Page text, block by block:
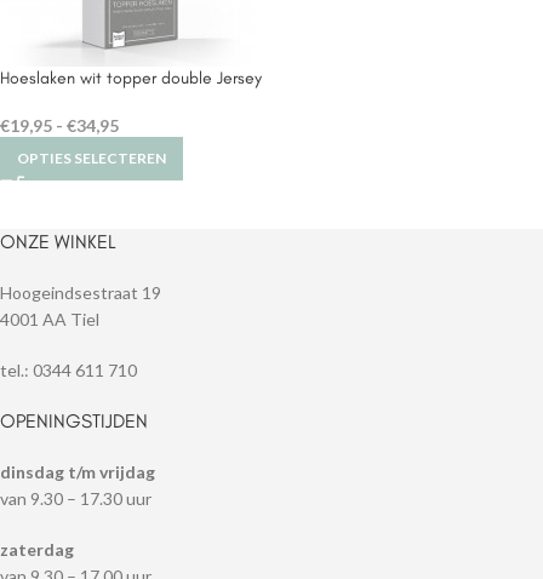
Hoeslaken wit topper double Jersey
€19,95 - €34,95
OPTIES SELECTEREN
ONZE WINKEL
Hoogeindsestraat 19
4001 AA Tiel
tel.: 0344 611 710
OPENINGSTIJDEN
dinsdag t/m vrijdag
van 9.30 – 17.30 uur
zaterdag